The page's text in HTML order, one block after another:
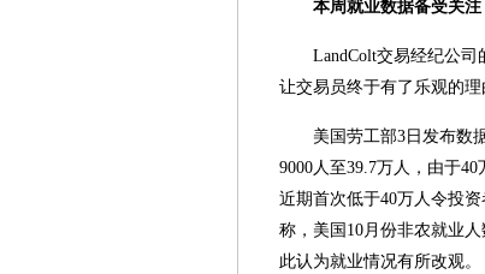
本周就业数据备受关注
LandColt交易经纪公司
让交易员终于有了乐观的理
美国劳工部3日发布数
9000人至39.7万人，由于
近期首次低于40万人令投
称，美国10月份非农就业
此认为就业情况有所改观。